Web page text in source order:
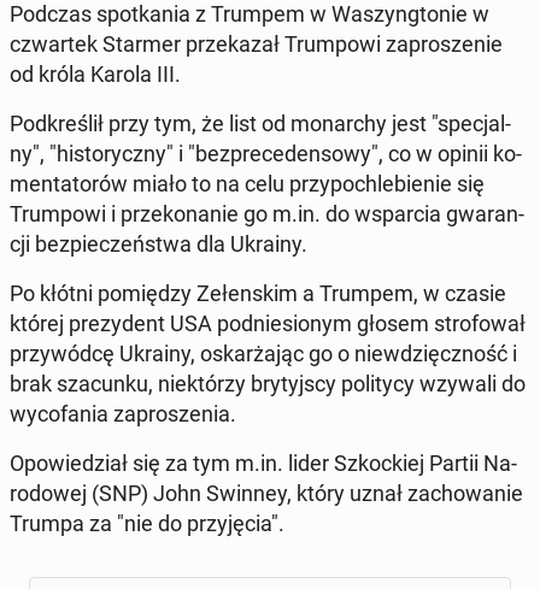
Podczas spo­tka­nia z Trumpem w Wa­szyng­to­nie w
czwar­tek Starmer prze­ka­zał Trum­po­wi za­pro­sze­nie
od króla Karola III.
Pod­kre­ślił przy tym, że list od mo­nar­chy jest "spe­cjal­
ny", "hi­sto­rycz­ny" i "bez­pre­ce­den­so­wy", co w opinii ko­
men­ta­to­rów miało to na celu przy­po­chle­bie­nie się
Trum­po­wi i prze­ko­na­nie go m.in. do wspar­cia gwa­ran­
cji bez­pie­czeń­stwa dla Ukrainy.
Po kłótni po­mię­dzy Ze­łen­skim a Trumpem, w czasie
której pre­zy­dent USA pod­nie­sio­nym głosem stro­fo­wał
przy­wód­cę Ukrainy, oskar­ża­jąc go o nie­wdzięcz­ność i
brak sza­cun­ku, nie­któ­rzy bry­tyj­scy po­li­ty­cy wzywali do
wy­co­fa­nia za­pro­sze­nia.
Opo­wie­dział się za tym m.in. lider Szkoc­kiej Partii Na­
ro­do­wej (SNP) John Swinney, który uznał za­cho­wa­nie
Trumpa za "nie do przy­ję­cia".